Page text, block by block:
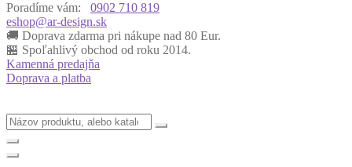
Poradíme vám:
0902 710 819
eshop@ar-design.sk
🚚 Doprava zdarma pri nákupe nad 80 Eur.
🏪 Spoľahlivý obchod od roku 2014.
Kamenná predajňa
Doprava a platba